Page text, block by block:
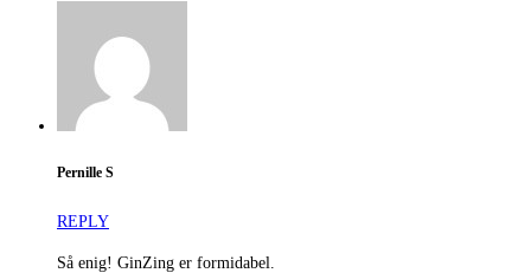
Pernille S
REPLY
Så enig! GinZing er formidabel.